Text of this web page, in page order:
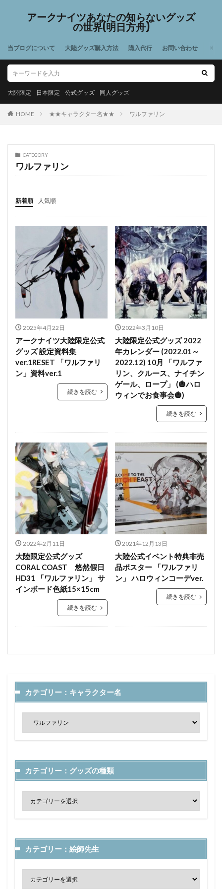
アークナイツあなたの知らないグッズ
の世界(明日方舟)
当ブログについて 大陸グッズ購入方法 購入代行 お問い合わせ
大陸限定 日本限定 公式グッズ 同人グッズ
HOME ★★キャラクター名★★ ワルファリン
CATEGORY
ワルファリン
新着順 人気順
2025年4月22日
アークナイツ大陸限定公式
グッズ 設定資料集
ver.1RESET 「ワルファリ
ン」資料ver.1
続きを読む
2022年3月10日
大陸限定公式グッズ 2022
年カレンダー (2022.01～
2022.12) 10月 「ワルファ
リン、クルース、ナイチン
ゲール、ロープ」 (🎃ハロ
ウィンでお食事会🎃)
続きを読む
2022年2月11日
大陸限定公式グッズ
CORAL COAST 悠然假日
HD31 「ワルファリン」 サ
インボード色紙15×15cm
続きを読む
2021年12月13日
大陸公式イベント特典非売
品ポスター 「ワルファリ
ン」 ハロウィンコーデver.
続きを読む
カテゴリー：キャラクター名
カテゴリー：グッズの種類
カテゴリー：絵師先生